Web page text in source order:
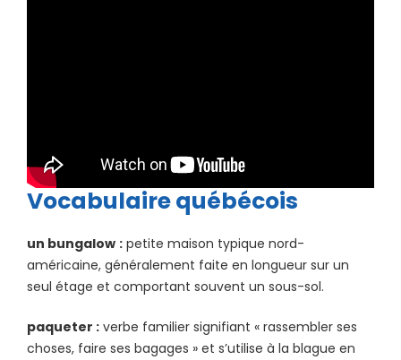
Vocabulaire québécois
un bungalow : petite maison typique nord-
américaine, généralement faite en longueur sur un
seul étage et comportant souvent un sous-sol.
paqueter : verbe familier signifiant « rassembler ses
choses, faire ses bagages » et s’utilise à la blague en